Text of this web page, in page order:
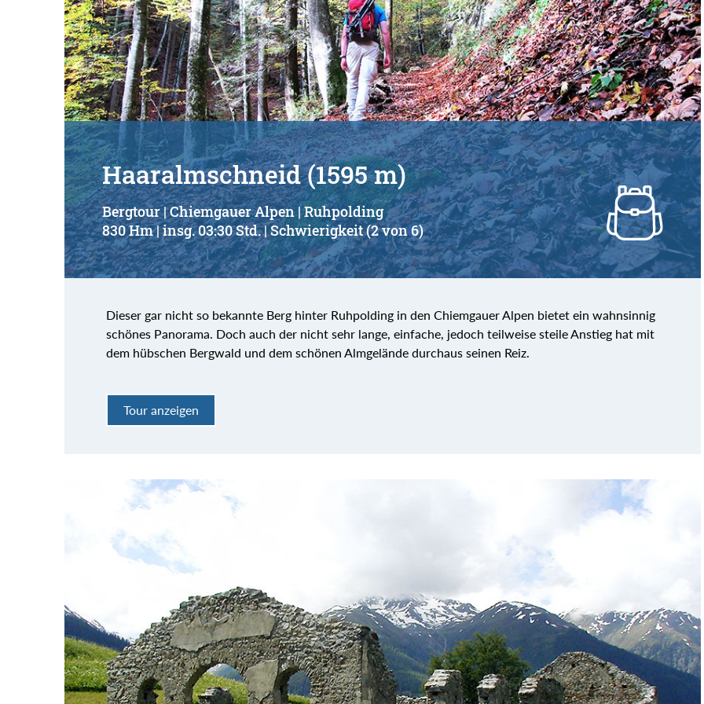
Haaralmschneid (1595 m)
Bergtour | Chiemgauer Alpen | Ruhpolding
830 Hm | insg. 03:30 Std. | Schwierigkeit (2 von 6)
Dieser gar nicht so bekannte Berg hinter Ruhpolding in den Chiemgauer Alpen bietet ein wahnsinnig
schönes Panorama. Doch auch der nicht sehr lange, einfache, jedoch teilweise steile Anstieg hat mit
dem hübschen Bergwald und dem schönen Almgelände durchaus seinen Reiz.
Tour anzeigen